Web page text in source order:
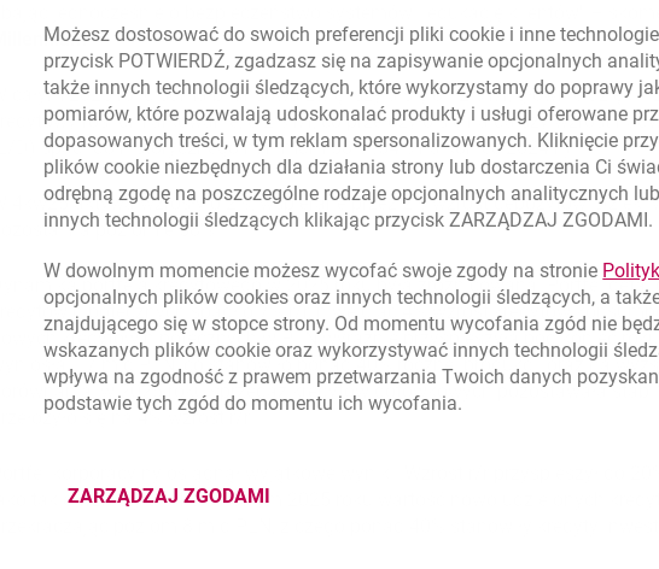
Millennium.
W całym 2025 roku suma bilansowa zwiększyła się o 12% r/r, głównie
kredytowy rósł umiarkowanie, o 2% r/r, co przełożyło się na dalszy wzrost
(L/D) spadł do historycznego minimum 58% (64% na koniec 2024 r.).
W 4kw25 aktywa wzrosły o 2%, wspierane przez 2% wzrost depozytów.
pozostał na poziomie 58%.
Dynamika portfela kredytowego w 2025 roku była zróżnicowana. Portfel
kredytów hipotecznych spadł o 7% r/r, niwelując 4% wzrost kredytów
nowych kredytów hipotecznych w PLN wyraźnie przyspieszyła pod koniec
wyniosła 1,7 mld PLN, co stanowiło ponad 40% rocznej produkcji oraz
porównania, w 2025 roku sprzedaż kredytów gotówkowych pozostawała
przełożyło się na 4% wzrost r/r.
Portfel korporacyjny osiągnął wyjątkowe wyniki. Wzrost r/r przyspieszył do
jako takie wzrosły o 34%. W całym 2025 roku wartość nowo udzielonych
przekraczając poziom 8 mld PLN, z czego ponad 40% stanowiły kredyty
Możesz dostosować do swoich preferencji plikicookie i inne
przycisk POTWIERDŹ, zgadzasz się na zapisywanie opcjonalnych
także innych technologii śledzących, które wykorzystamy do poprawy
pomiarów, które pozwalają udoskonalać produkty i usługi oferowane
dopasowanych treści, w tym reklam spersonalizowanych. Kliknięcie
plikówcookie niezbędnych dla działania strony lub dostarczenia Ci
odrębną zgodę na poszczególne rodzaje opcjonalnych analitycznych
innych technologii śledzących klikając przycisk ZARZĄDZAJ ZGODAMI.
W dowolnym momencie możesz wycofać swoje zgody na stronie
opcjonalnych plikówcookies oraz innych technologii śledzących, a
znajdującego się w stopce strony. Od momentu wycofania zgód nie
wskazanych plikówcookie oraz wykorzystywać innych technologii
wpływa na zgodność z prawem przetwarzania Twoich danych
podstawie tych zgód do momentu ich wycofania.
ZARZĄDZAJ ZGODAMI
DOTYCZĄCYMI PLIKÓW